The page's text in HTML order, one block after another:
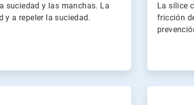
suciedad y las manchas. La
a repeler la suciedad.
La sílice
fricción
ArticleTile